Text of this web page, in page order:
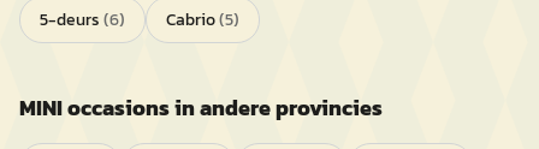
5-deurs(6) Cabrio(5)
MINIoccasions in andere provincies